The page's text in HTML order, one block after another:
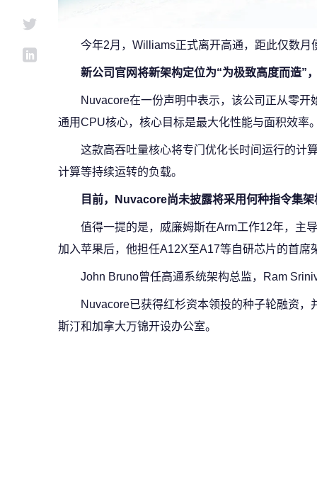
今年2月，Williams正式离开高通，距此仅数月
新公司官网将新架构定位为“为极致高度而造”
Nuvacore在一份声明中表示，该公司正从零
通用CPU核心，核心目标是最大化性能与面积效率
这款高吞吐量核心将专门优化长时间运行的计
计算等持续运转的负载。
目前，Nuvacore尚未披露将采用何种指令集
值得一提的是，威廉姆斯在Arm工作12年，主
加入苹果后，他担任A12X至A17等自研芯片的首席
John Bruno曾任高通系统架构总监，Ram
Nuvacore已获得红杉资本领投的种子轮融资
斯汀和加拿大万锦开设办公室。